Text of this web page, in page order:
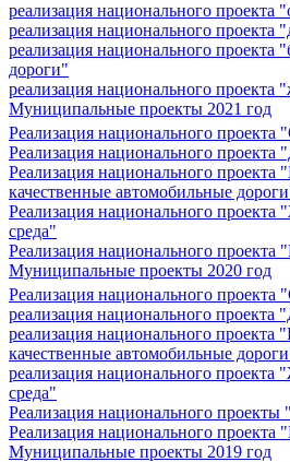
реализация национального проекта
реализация национального проекта
реализация национального проекта
дороги"
реализация национального проекта
Муниципальные проекты 2021 год
Реализация национального проекта
Реализация национального проекта
Реализация национального проекта
качественные автомобильные
Реализация национального проекта
среда"
Реализация национального проекта
Муниципальные проекты 2020 год
Реализация национального проекта
реализация национального проекта
реализация национального проекта
качественные автомобильные
реализация национального проекта
среда"
Реализация национального проекты
Реализация национального проекта
Муниципальные проекты 2019 год